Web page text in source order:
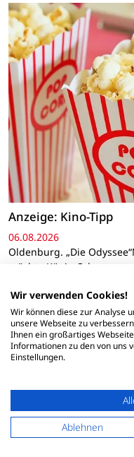
Anzeige: Kino-Tipp
06.08.2026
Oldenburg. „Die
möchte König Odysseus
Sohn Telemachos nach
Heimweg wird weitaus
Odysseus steht ein
Wir verwenden Cookies!
Wir können diese zur Analyse
unsere Webseite zu
Ihnen ein großartiges
Informationen zu den von uns
Einstellungen.
Ablehnen